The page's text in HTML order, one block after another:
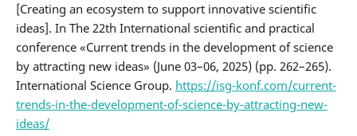
[Creating an ecosystem to support innovative scientific
ideas]. In The 22th International scientific and practical
conference «Current trends in the development of science
by attracting new ideas» (June 03–06, 2025) (рр. 262–265).
International Science Group. https://isg-konf.com/current-
trends-in-the-development-of-science-by-attracting-new-
ideas/